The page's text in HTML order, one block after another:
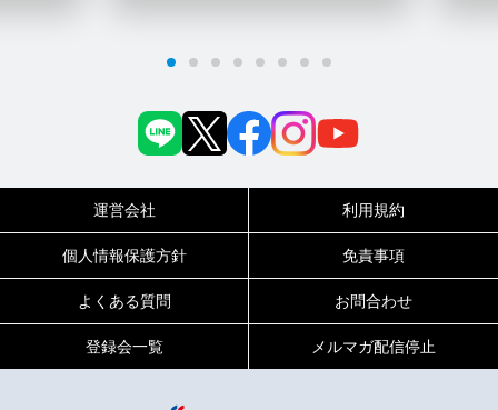
0120-717-450
運営会社 利用規約
個人情報保護方針 免責事項
よくある質問 お問合わせ
登録会一覧 メルマガ配信停止